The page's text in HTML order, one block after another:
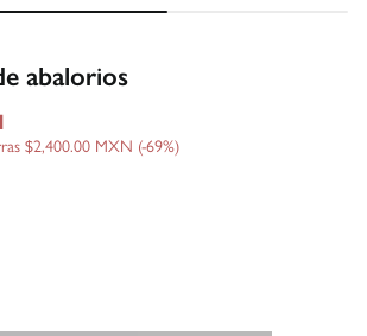
abalorios
$2,400.00 MXN 69